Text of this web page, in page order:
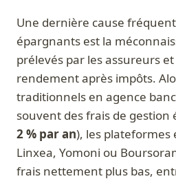
Une dernière cause
épargnants est la
prélevés par les assureurs
rendement après impôts.
traditionnels en agence
souvent des frais de gestion
2 % par an), les plateformes
Linxea, Yomoni ou
frais nettement plus bas,